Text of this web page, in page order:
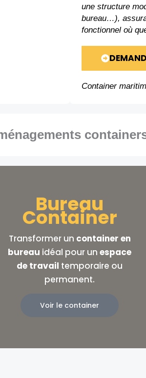
une structure
bureau…),
fonctionnel où
Container
Bureau
Container
Transformer un container en
bureau idéal pour unespace
de travail temporaire ou
permanent.
Voir le container